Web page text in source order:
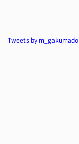
Tweets by m_gakumado